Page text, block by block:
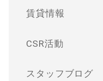
賃貸情報
CSR活動
スタッフブログ